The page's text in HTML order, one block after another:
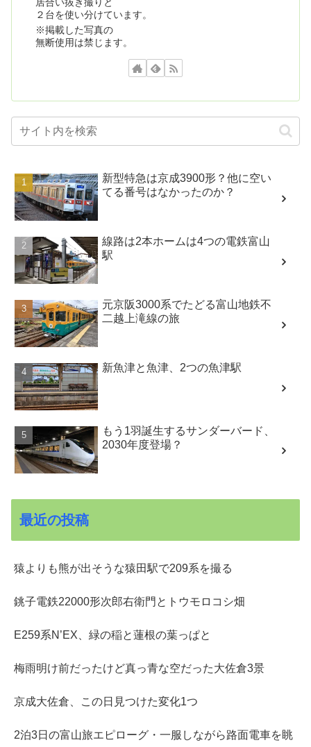
２台を使い分けています。
※掲載した写真の
無断使用は禁じます。
新型特急は京成3900形？他に空い
てる番号はなかったのか？
線路は2本ホームは4つの電鉄富山
駅
元京阪3000系でたどる富山地鉄不
二越上滝線の旅
新魚津と魚津、2つの魚津駅
もう1羽誕生するサンダーバード、
2030年度登場？
最近の投稿
猿よりも熊が出そうな猿田駅で209系を撮る
銚子電鉄22000形次郎右衛門とトウモロコシ畑
E259系N’EX、緑の稲と蓮根の葉っぱと
梅雨明け前だったけど真っ青な空だった大佐倉3景
京成大佐倉、この日見つけた変化1つ
2泊3日の富山旅エピローグ・一服しながら路面電車を眺